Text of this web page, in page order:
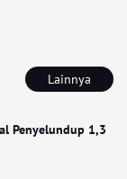
Lainnya
Penyelundup 1,3